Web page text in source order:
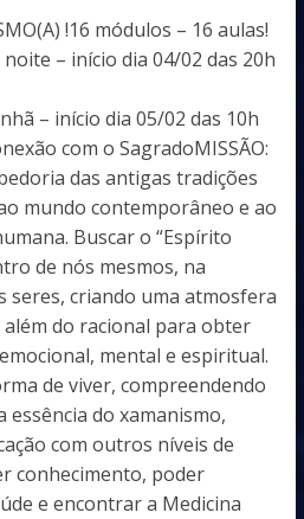
!16 módulos – 16 aulas!
– início dia 04/02 das 20h
– início dia 05/02 das 10h
com o SagradoMISSÃO:
das antigas tradições
mundo contemporâneo e ao
Buscar o “Espírito
de nós mesmos, na
seres, criando uma atmosfera
do racional para obter
mental e espiritual.
de viver, compreendendo
do xamanismo,
com outros níveis de
conhecimento, poder
e encontrar a Medicina